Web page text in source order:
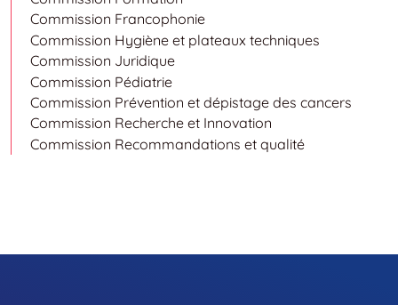
Commission Francophonie
Commission Hygiène et plateaux techniques
Commission Juridique
Commission Pédiatrie
Commission Prévention et dépistage des cancers
Commission Recherche et Innovation
Commission Recommandations et qualité